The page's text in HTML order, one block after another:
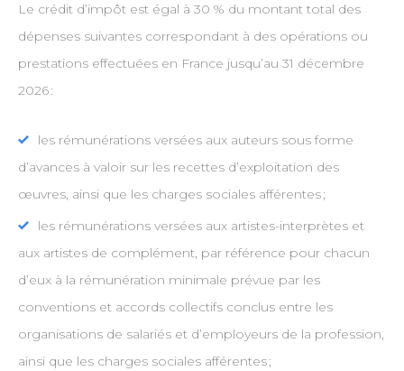
Le crédit d’impôt est égal à 30 % du montant total des
dépenses suivantes correspondant à des opérations ou
prestations effectuées en France jusqu’au 31 décembre
2026 :
les rémunérations versées aux auteurs sous forme
d’avances à valoir sur les recettes d’exploitation des
œuvres, ainsi que les charges sociales afférentes ;
les rémunérations versées aux artistes-interprètes et
aux artistes de complément, par référence pour chacun
d’eux à la rémunération minimale prévue par les
conventions et accords collectifs conclus entre les
organisations de salariés et d’employeurs de la profession,
ainsi que les charges sociales afférentes ;